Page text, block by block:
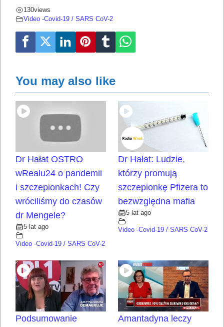
130views
Video -Covid-19 / SARS CoV-2
You may also like
Dr Hałat OSTRO
wRealu24 o pandemii
i szczepionkach! Czy
wróciliśmy do czasów
dr Mengele?
5 lat ago
Video -Covid-19 / SARS CoV-2
Dr Hałat: Ludzie,
którzy promują
szczepionkę Pfizera to
bezwzględna mafia
5 lat ago
Video -Covid-19 / SARS CoV-2
Podsumowanie
Amantadyna leczy